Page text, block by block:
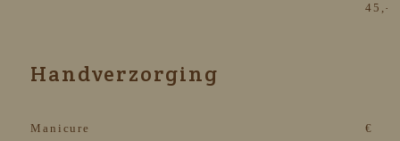
45,-
Handverzorging
Manicure
€